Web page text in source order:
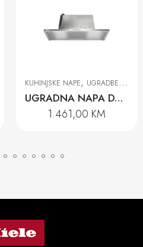
KUHINJSKE NAPE,UGRADBENE KUHINJSKE NAPE
UGRADNA NAPA DAS 2920
1.461,00KM